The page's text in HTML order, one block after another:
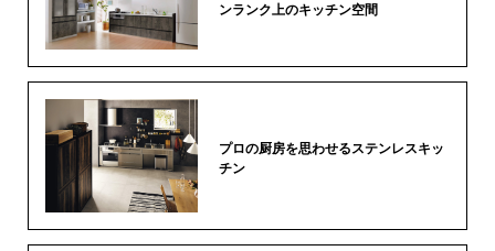
ンランク上のキッチン空間
プロの厨房を思わせるステンレスキッ
チン